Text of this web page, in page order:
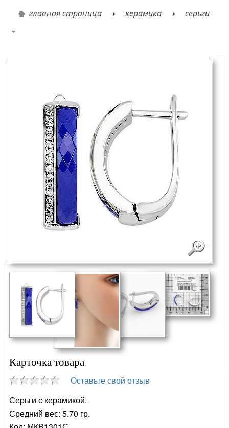
главная страница керамика серьги
Карточка товара
Оставьте свой отзыв
Серьги с керамикой.
Средний вес: 5.70 гр.